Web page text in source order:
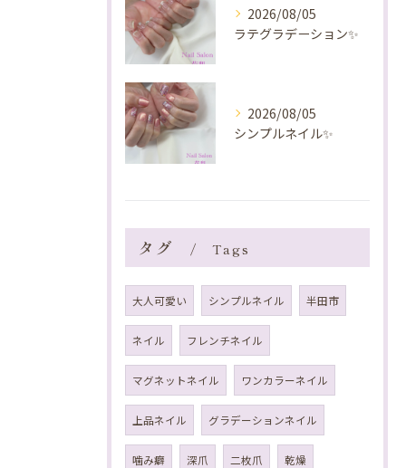
2026/08/05
ラテグラデーション✨️
2026/08/05
シンプルネイル✨️
タグ Tags
大人可愛い シンプルネイル 半田市
ネイル フレンチネイル
マグネットネイル ワンカラーネイル
上品ネイル グラデーションネイル
噛み癖 深爪 二枚爪 乾燥